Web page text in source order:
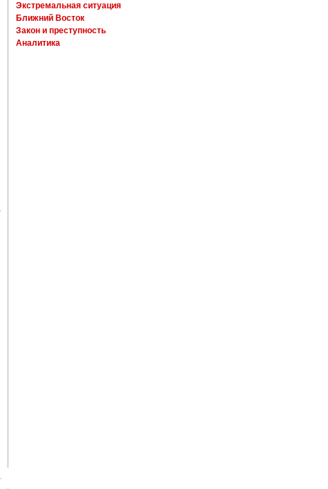
Экстремальная ситуация
Ближний Восток
Закон и преступность
Аналитика